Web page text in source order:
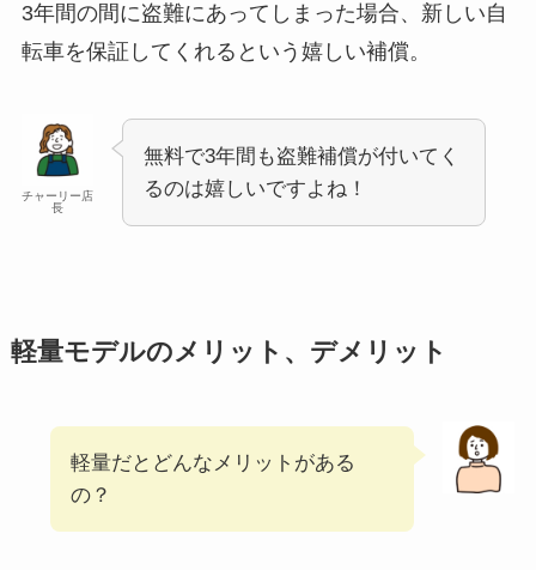
3年間の間に盗難にあってしまった場合、新しい自
転車を保証してくれるという嬉しい補償。
チャーリー店
長
無料で3年間も盗難補償が付いてく
るのは嬉しいですよね！
軽量モデルのメリット、デメリット
軽量だとどんなメリットがある
の？